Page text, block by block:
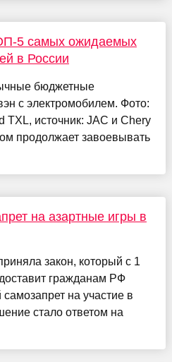
5 самых ожидаемых
в России
бюджетные
c электромобилем. Фото:
TXL, источник: JAC и Chery
продолжает завоевывать
на азартные игры в
закон, который с 1
гражданам РФ
на участие в
стало ответом на